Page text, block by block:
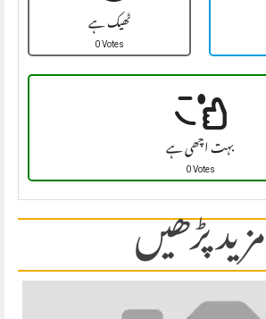
ٹھیک ہے
0 Votes
بہت اچھی ہے
0 Votes
مزید پڑھیں